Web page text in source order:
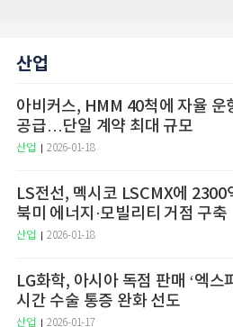
산업
아비커스, HMM 40척에 자율 운
공급…단일 계약 최대 규모
산업 2026-01-18
LS전선, 멕시코 LSCMX에 2300
북미 에너지·모빌리티 거점 구축
산업 2026-01-18
LG화학, 아시아 독점 판매 ‘엑스
시간 수술 통증 완화 선도
산업 2026-01-17